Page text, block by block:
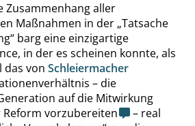
Zusammenhang aller
Maßnahmen in der „Tatsache
“ barg eine einzigartige
in der es scheinen konnte, als
das von Schleiermacher
– die
auf die Mitwirkung
Reform vorzubereiten
– real